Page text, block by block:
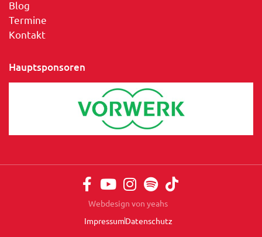
Blog
Termine
Kontakt
Hauptsponsoren
Webdesign von yeahs
ImpressumDatenschutz